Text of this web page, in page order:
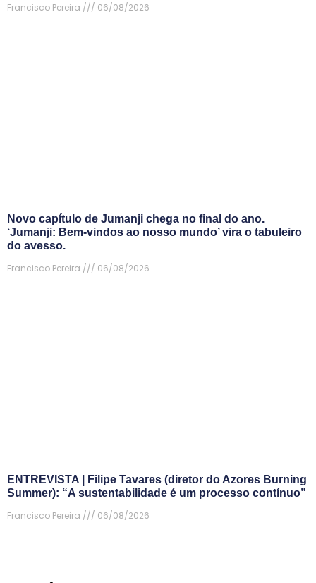
Francisco Pereira
06/08/2026
Novo capítulo de Jumanji chega no final do ano.
‘Jumanji: Bem-vindos ao nosso mundo’ vira o tabuleiro
do avesso.
Francisco Pereira
06/08/2026
ENTREVISTA | Filipe Tavares (diretor do Azores Burning
Summer): “A sustentabilidade é um processo contínuo”
Francisco Pereira
06/08/2026